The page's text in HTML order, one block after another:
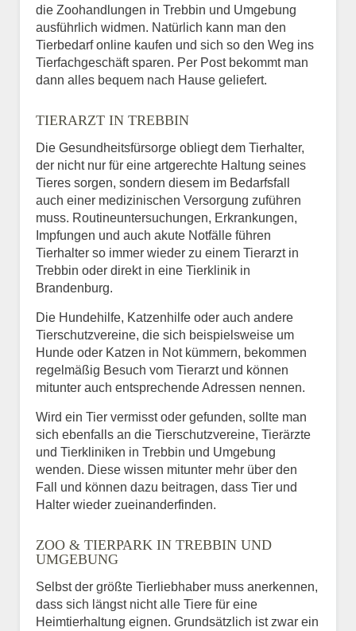
die Zoohandlungen in Trebbin und Umgebung
ausführlich widmen. Natürlich kann man den
Tierbedarf online kaufen und sich so den Weg ins
Tierfachgeschäft sparen. Per Post bekommt man
dann alles bequem nach Hause geliefert.
TIERARZT IN TREBBIN
Die Gesundheitsfürsorge obliegt dem Tierhalter,
der nicht nur für eine artgerechte Haltung seines
Tieres sorgen, sondern diesem im Bedarfsfall
auch einer medizinischen Versorgung zuführen
muss. Routineuntersuchungen, Erkrankungen,
Impfungen und auch akute Notfälle führen
Tierhalter so immer wieder zu einem Tierarzt in
Trebbin oder direkt in eine Tierklinik in
Brandenburg.
Die Hundehilfe, Katzenhilfe oder auch andere
Tierschutzvereine, die sich beispielsweise um
Hunde oder Katzen in Not kümmern, bekommen
regelmäßig Besuch vom Tierarzt und können
mitunter auch entsprechende Adressen nennen.
Wird ein Tier vermisst oder gefunden, sollte man
sich ebenfalls an die Tierschutzvereine, Tierärzte
und Tierkliniken in Trebbin und Umgebung
wenden. Diese wissen mitunter mehr über den
Fall und können dazu beitragen, dass Tier und
Halter wieder zueinanderfinden.
ZOO & TIERPARK IN TREBBIN UND
UMGEBUNG
Selbst der größte Tierliebhaber muss anerkennen,
dass sich längst nicht alle Tiere für eine
Heimtierhaltung eignen. Grundsätzlich ist zwar ein